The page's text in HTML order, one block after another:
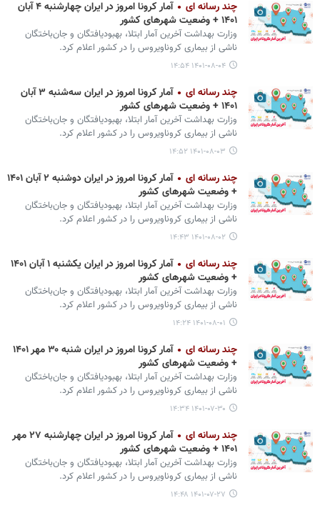
چند رسانه ای
آمار کرونا امروز در ایران چهارشنبه ۴ آبان
۱۴۰۱ + وضعیت شهرهای کشور
وزارت بهداشت آخرین آمار ابتلا، بهبودیافتگان و جان‌باختگان
ناشی از بیماری کروناویروس را در کشور اعلام کرد.
۱۴۰۱-۰۸-۰۴ ۱۴:۵۴
چند رسانه ای
آمار کرونا امروز در ایران سه‌شنبه ۳ آبان
۱۴۰۱ + وضعیت شهرهای کشور
وزارت بهداشت آخرین آمار ابتلا، بهبودیافتگان و جان‌باختگان
ناشی از بیماری کروناویروس را در کشور اعلام کرد.
۱۴۰۱-۰۸-۰۳ ۱۴:۵۲
چند رسانه ای
آمار کرونا امروز در ایران دوشنبه ۲ آبان ۱۴۰۱
+ وضعیت شهرهای کشور
وزارت بهداشت آخرین آمار ابتلا، بهبودیافتگان و جان‌باختگان
ناشی از بیماری کروناویروس را در کشور اعلام کرد.
۱۴۰۱-۰۸-۰۲ ۱۴:۴۳
چند رسانه ای
آمار کرونا امروز در ایران یکشنبه ۱ آبان ۱۴۰۱
+ وضعیت شهرهای کشور
وزارت بهداشت آخرین آمار ابتلا، بهبودیافتگان و جان‌باختگان
ناشی از بیماری کروناویروس را در کشور اعلام کرد.
۱۴۰۱-۰۸-۰۱ ۱۴:۲۴
چند رسانه ای
آمار کرونا امروز در ایران شنبه ۳۰ مهر ۱۴۰۱
+ وضعیت شهرهای کشور
وزارت بهداشت آخرین آمار ابتلا، بهبودیافتگان و جان‌باختگان
ناشی از بیماری کروناویروس را در کشور اعلام کرد.
۱۴۰۱-۰۷-۳۰ ۱۴:۳۴
چند رسانه ای
آمار کرونا امروز در ایران چهارشنبه ۲۷ مهر
۱۴۰۱ + وضعیت شهرهای کشور
وزارت بهداشت آخرین آمار ابتلا، بهبودیافتگان و جان‌باختگان
ناشی از بیماری کروناویروس را در کشور اعلام کرد.
۱۴۰۱-۰۷-۲۷ ۱۴:۴۸